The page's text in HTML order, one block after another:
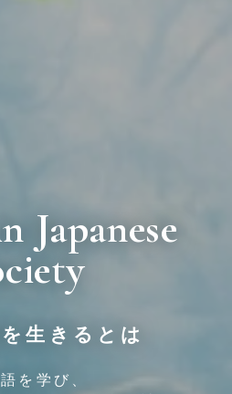
Japanese
生きるとは
を学び、